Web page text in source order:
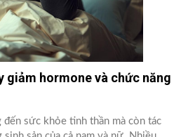
giảm hormone và chức năng
sức khỏe tinh thần mà còn tác